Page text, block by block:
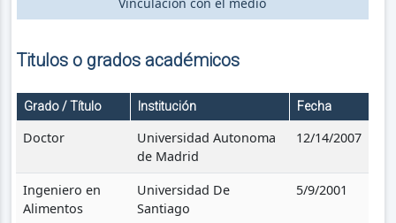
Titulos o grados académicos
Grado / Título Institución Fecha
Doctor
Universidad Autonoma
de Madrid
12/14/2007
Ingeniero en
Alimentos
Universidad De
Santiago
5/9/2001